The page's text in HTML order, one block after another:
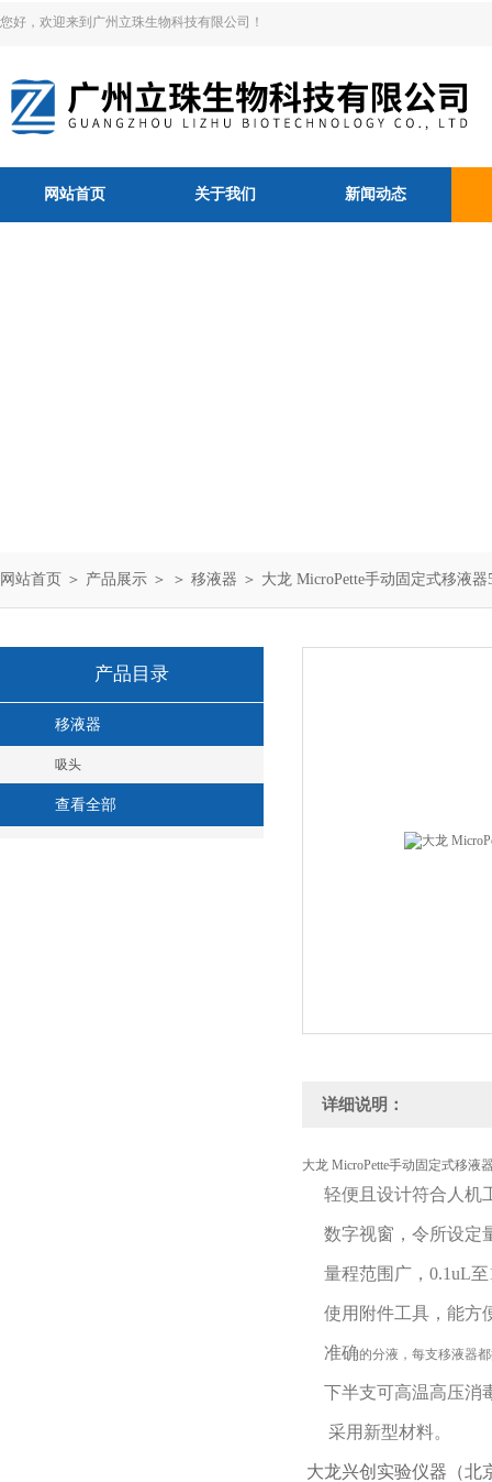
您好，欢迎来到广州立珠生物科技有限公司！
网站首页 关于我们 新闻动态
网站首页 ＞ 产品展示 ＞ ＞ 移液器 ＞ 大龙 MicroPette手动固定式移液器
产品目录
移液器
吸头
查看全部
详细说明：
大龙 MicroPette手动固定式移液
轻便且设计符合人机
数字视窗，令所设定
量程范围广，0.1uL至
使用附件工具，能方
准确的分液，每支移液器
下半支可高温高压消
采用新型材料。
大龙兴创实验仪器（北